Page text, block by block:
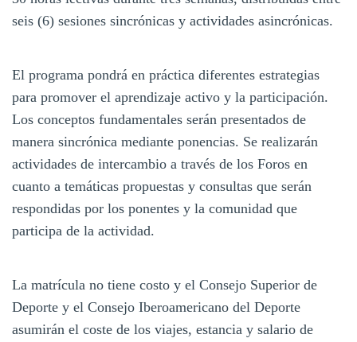
seis (6) sesiones sincrónicas y actividades asincrónicas.
El programa pondrá en práctica diferentes estrategias
para promover el aprendizaje activo y la participación.
Los conceptos fundamentales serán presentados de
manera sincrónica mediante ponencias. Se realizarán
actividades de intercambio a través de los Foros en
cuanto a temáticas propuestas y consultas que serán
respondidas por los ponentes y la comunidad que
participa de la actividad.
La matrícula no tiene costo y el Consejo Superior de
Deporte y el Consejo Iberoamericano del Deporte
asumirán el coste de los viajes, estancia y salario de